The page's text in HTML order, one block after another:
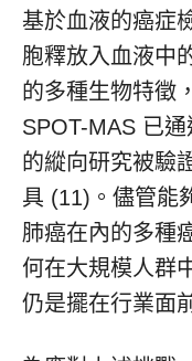
基於血液的癌症
胞釋放入血液中
的多種生物特徵
SPOT-MAS 已
的縱向研究被驗
具 (11)。儘管能
肺癌在內的多種
何在大規模人群
仍是擺在行業面